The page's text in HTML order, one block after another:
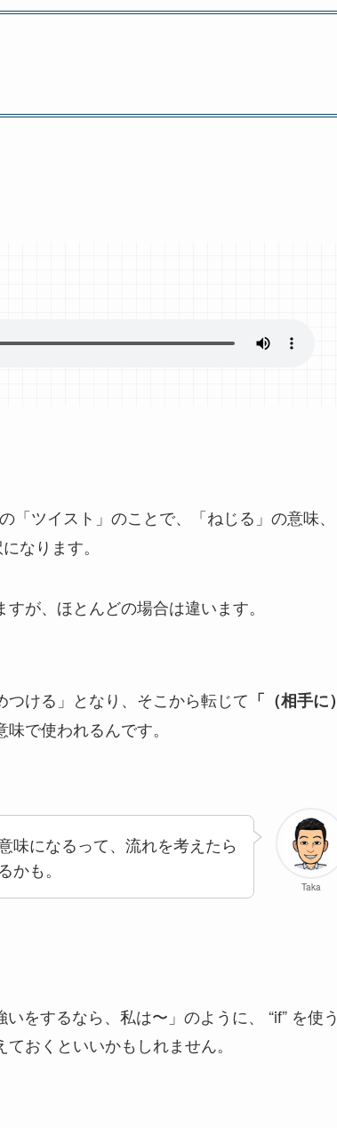
「ツイスト」のことで、「ねじる」の意味、
なります。
が、ほとんどの場合は違います。
つける」となり、そこから転じて 「（相手に）
味で使われるんです。
Taka
味になるって、流れを考えたら
も。
をするなら、私は〜」のように、 “if” を使う
おくといいかもしれません。